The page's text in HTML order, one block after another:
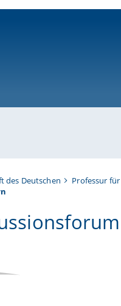
des Deutschen
Professur